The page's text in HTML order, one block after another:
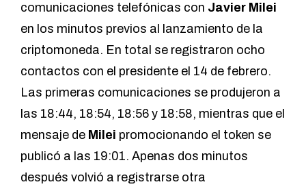
comunicaciones telefónicas con Javier Milei
en los minutos previos al lanzamiento de la
criptomoneda. En total se registraron ocho
contactos con el presidente el 14 de febrero.
Las primeras comunicaciones se produjeron a
las 18:44, 18:54, 18:56 y 18:58, mientras que el
mensaje de Milei promocionando el token se
publicó a las 19:01. Apenas dos minutos
después volvió a registrarse otra